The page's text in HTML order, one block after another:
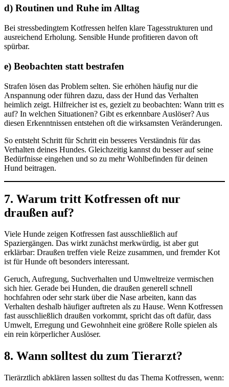
d) Routinen und Ruhe im Alltag
Bei stressbedingtem Kotfressen helfen klare Tagesstrukturen und
ausreichend Erholung. Sensible Hunde profitieren davon oft
spürbar.
e) Beobachten statt bestrafen
Strafen lösen das Problem selten. Sie erhöhen häufig nur die
Anspannung oder führen dazu, dass der Hund das Verhalten
heimlich zeigt. Hilfreicher ist es, gezielt zu beobachten: Wann tritt es
auf? In welchen Situationen? Gibt es erkennbare Auslöser? Aus
diesen Erkenntnissen entstehen oft die wirksamsten Veränderungen.
So entsteht Schritt für Schritt ein besseres Verständnis für das
Verhalten deines Hundes. Gleichzeitig kannst du besser auf seine
Bedürfnisse eingehen und so zu mehr Wohlbefinden für deinen
Hund beitragen.
7. Warum tritt Kotfressen oft nur
draußen auf?
Viele Hunde zeigen Kotfressen fast ausschließlich auf
Spaziergängen. Das wirkt zunächst merkwürdig, ist aber gut
erklärbar: Draußen treffen viele Reize zusammen, und fremder Kot
ist für Hunde oft besonders interessant.
Geruch, Aufregung, Suchverhalten und Umweltreize vermischen
sich hier. Gerade bei Hunden, die draußen generell schnell
hochfahren oder sehr stark über die Nase arbeiten, kann das
Verhalten deshalb häufiger auftreten als zu Hause. Wenn Kotfressen
fast ausschließlich draußen vorkommt, spricht das oft dafür, dass
Umwelt, Erregung und Gewohnheit eine größere Rolle spielen als
ein rein körperlicher Auslöser.
8. Wann solltest du zum Tierarzt?
Tierärztlich abklären lassen solltest du das Thema Kotfressen, wenn: